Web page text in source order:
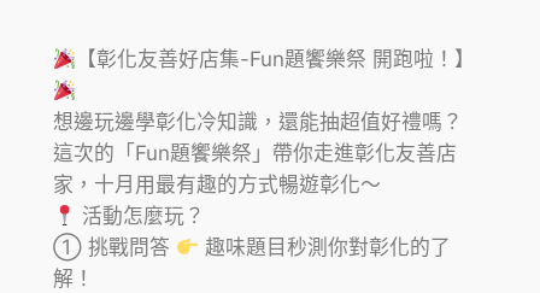
【彰化友善好店集-Fun題饗樂祭 開跑啦！】
想邊玩邊學彰化冷知識，還能抽超值好禮嗎？
這次的「Fun題饗樂祭」帶你走進彰化友善店
家，十月用最有趣的方式暢遊彰化～
活動怎麼玩？
① 挑戰問答
趣味題目秒測你對彰化的了
解！